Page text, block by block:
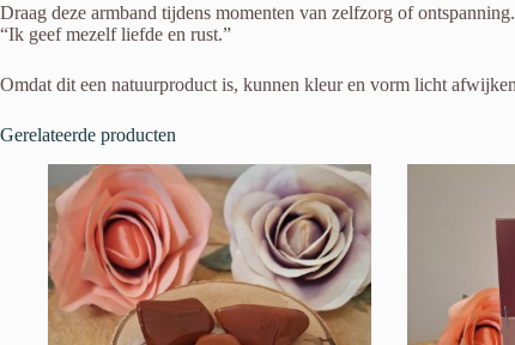
Draag deze armband tijdens momenten van zelfzorg of ontspanning.
“Ik geef mezelf liefde en rust.”
Omdat dit een natuurproduct is, kunnen kleur en vorm licht
Gerelateerde producten